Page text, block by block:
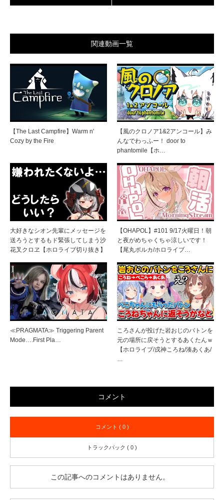
関連動画一覧
【The Last Campfire】Warm n'
Cozy by the Fire
【風のクロノア1&2アンコール】み
んなでわっふー！ door to
phantomile【ホ…
大好きなシオン先輩にメッセージを
送ろうとするもド緊張してしまう沙
花叉クロヱ【ホロライブ切り抜き】
【OHAPOL】#101 9/17火曜日！朝
と夜がめちゃくちゃ涼しいです！
【尾丸ポルカ/ホロライブ…
≪PRAGMATA≫ Triggering Parent
Mode….First Pla…
ころさんが投げた岩おじのバトンを
元の場所に戻そうとするあくたんｗ
【ホロライブ/戌神ころね/湊あくあ/
…
コメント
コメント ( 0 )
トラックバック ( 0 )
この記事へのコメントはありません。